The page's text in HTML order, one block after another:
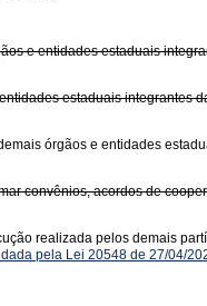
e entidades estaduais
estaduais integrantes
órgãos e entidades
convênios, acordos de
realizada pelos demais
pela Lei 20548 de 27/04/